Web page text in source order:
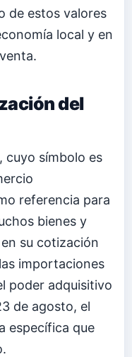
de estos valores
local y en
del
cuyo símbolo es
referencia para
bienes y
su cotización
importaciones
poder adquisitivo
de agosto, el
específica que